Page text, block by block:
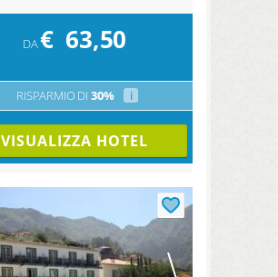
DA€ 63,50
RISPARMIO DI 30% i
VISUALIZZA HOTEL